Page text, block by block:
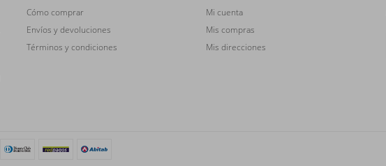
Cómo comprar
Envíos y devoluciones
Términos y condiciones
Mi cuenta
Mis compras
Mis direcciones